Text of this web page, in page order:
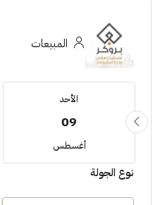
المبيعات
الأحد
09
أغسطس
نوع الجولة